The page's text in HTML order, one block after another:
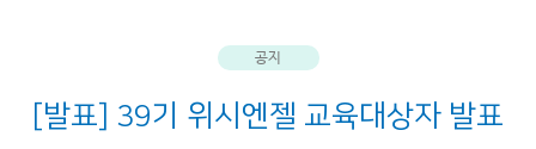
공지
[발표] 39기 위시엔젤 교육대상자 발표